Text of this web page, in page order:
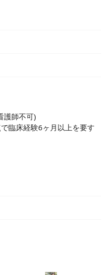
護師不可)
臨床経験6ヶ月以上を要す